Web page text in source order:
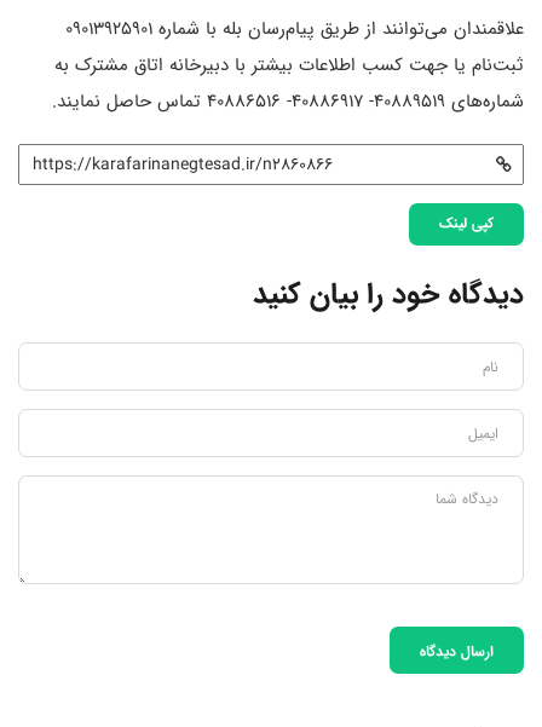
علاقمندان می‌توانند از طریق پیام‌رسان بله با شماره 09013925901
ثبت‌نام یا جهت کسب اطلاعات بیشتر با دبیرخانه اتاق مشترک به
شماره‌های 40889519- 40886917- 40886516 تماس حاصل نمایند.
کپی لینک
دیدگاه خود را بیان کنید
ارسال دیدگاه